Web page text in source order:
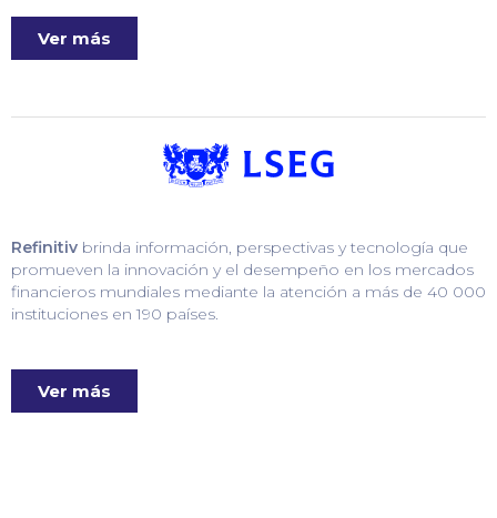
Ver más
Refinitiv brinda información, perspectivas y tecnología que
promueven la innovación y el desempeño en los mercados
financieros mundiales mediante la atención a más de 40 000
instituciones en 190 países.
Ver más